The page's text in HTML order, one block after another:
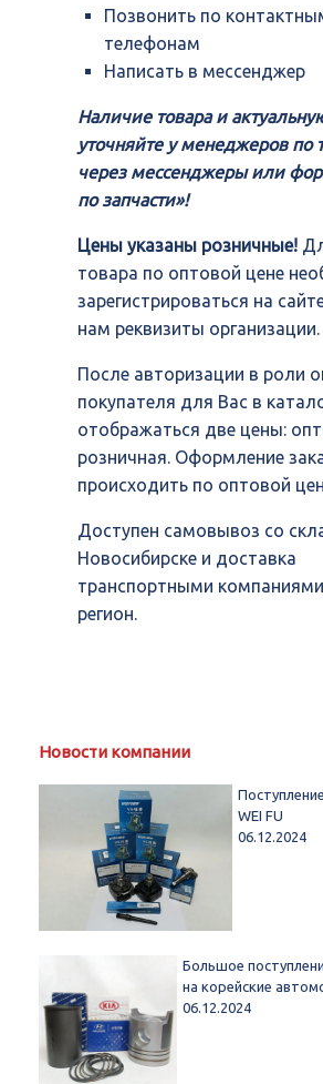
Позвонить по
телефонам
Написать в мессенджер
Наличие товара и
уточняйте у менеджеров по
через мессенджеры или
по запчасти»!
Цены указаны розничные!
товара по оптовой цене
зарегистрироваться на
нам реквизиты организации.
После авторизации в роли
покупателя для Вас в
отображаться две цены:
розничная. Оформление
происходить по оптовой
Доступен самовывоз со
Новосибирске и доставка
транспортными
регион.
Новости компании
WEI FU
06.12.2024
Большое
на корейские
06.12.2024